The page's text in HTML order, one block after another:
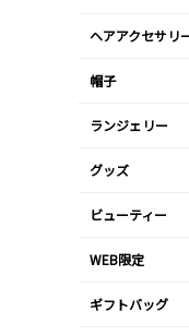
ヘアアクセサリ
帽子
ランジェリー
グッズ
ビューティー
WEB限定
ギフトバッグ